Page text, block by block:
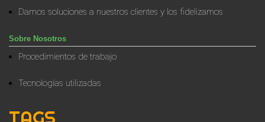
Damos soluciones a nuestros clientes y los fidelizamos
Sobre Nosotros
Procedimientos de trabajo
Tecnologías utilizadas
TAGS